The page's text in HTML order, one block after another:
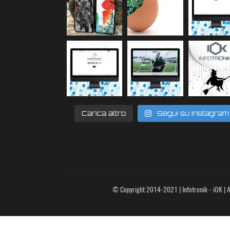
Carica altro Segui su Instagram
© Copyright 2014-2021 | Infotronik - iOK |